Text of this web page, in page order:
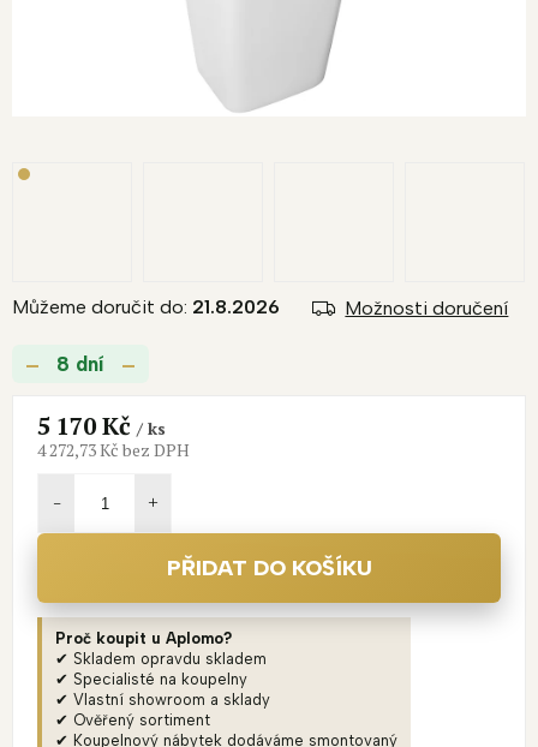
8 dní
Můžeme doručit do: 21.8.2026 Možnosti doručení
5 170 Kč/ ks
4 272,73 Kč bez DPH
PŘIDAT DO KOŠÍKU
Proč koupit u Aplomo?
✔ Skladem opravdu skladem
✔ Specialisté na koupelny
✔ Vlastní showroom a sklady
✔ Ověřený sortiment
✔ Koupelnový nábytek dodáváme smontovaný